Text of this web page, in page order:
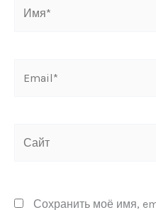
Сохранить моё имя,